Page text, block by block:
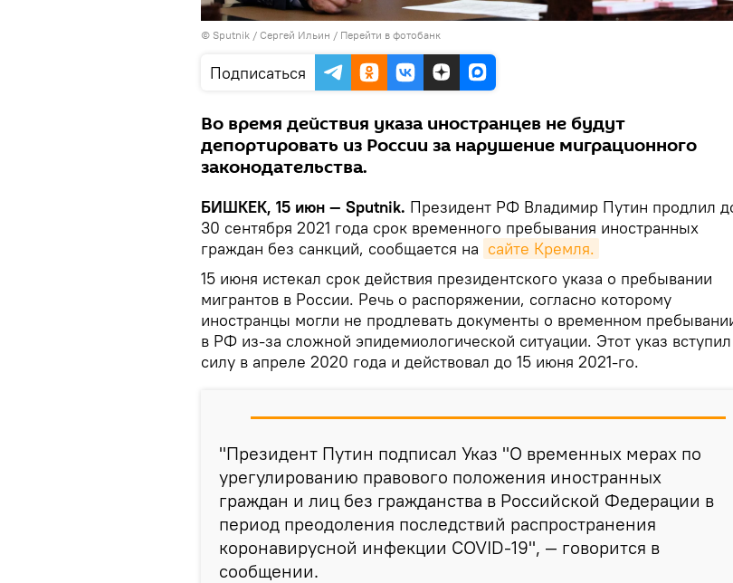
© Sputnik / Сергей Ильин / Перейти в фотобанк
Подписаться
Во время действия указа иностранцев не будут
депортировать из России за нарушение миграционного
законодательства.
БИШКЕК, 15 июн — Sputnik. Президент РФ Владимир Путин продлил
30 сентября 2021 года срок временного пребывания иностранных
граждан без санкций, сообщается на сайте Кремля.
15 июня истекал срок действия президентского указа о пребывании
мигрантов в России. Речь о распоряжении, согласно которому
иностранцы могли не продлевать документы о временном
в РФ из-за сложной эпидемиологической ситуации. Этот указ
силу в апреле 2020 года и действовал до 15 июня 2021-го.
"Президент Путин подписал Указ "О временных мерах по
урегулированию правового положения иностранных
граждан и лиц без гражданства в Российской Федерации в
период преодоления последствий распространения
коронавирусной инфекции COVID-19", — говорится в
сообщении.